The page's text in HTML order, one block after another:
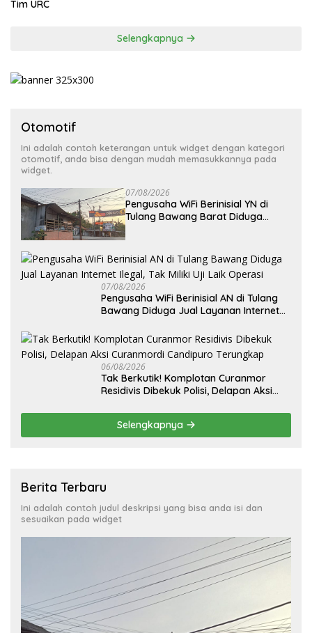
Tim URC
Selengkapnya
Otomotif
Ini adalah contoh keterangan untuk widget dengan kategori
otomotif, anda bisa dengan mudah memasukkannya pada
widget.
07/08/2026
Pengusaha WiFi Berinisial YN di
Tulang Bawang Barat Diduga
07/08/2026
Pengusaha WiFi Berinisial AN di Tulang
Bawang Diduga Jual Layanan Internet
06/08/2026
Tak Berkutik! Komplotan Curanmor
Residivis Dibekuk Polisi, Delapan Aksi
Selengkapnya
Berita Terbaru
Ini adalah contoh judul deskripsi yang bisa anda isi dan
sesuaikan pada widget